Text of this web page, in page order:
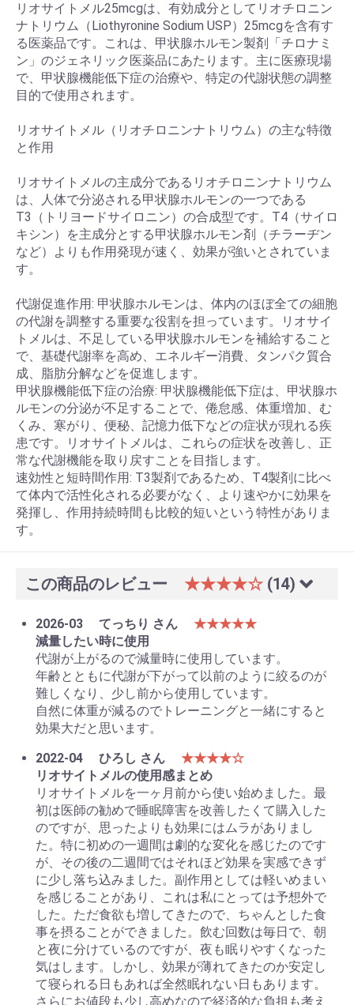
リオサイトメル25mcgは、有効成分としてリオチロニン
ナトリウム（Liothyronine Sodium USP）25mcgを含有す
る医薬品です。これは、甲状腺ホルモン製剤「チロナミ
ン」のジェネリック医薬品にあたります。主に医療現場
で、甲状腺機能低下症の治療や、特定の代謝状態の調整
目的で使用されます。
リオサイトメル（リオチロニンナトリウム）の主な特徴
と作用
リオサイトメルの主成分であるリオチロニンナトリウム
は、人体で分泌される甲状腺ホルモンの一つである
T3（トリヨードサイロニン）の合成型です。T4（サイロ
キシン）を主成分とする甲状腺ホルモン剤（チラーヂン
など）よりも作用発現が速く、効果が強いとされていま
す。
代謝促進作用: 甲状腺ホルモンは、体内のほぼ全ての細胞
の代謝を調整する重要な役割を担っています。リオサイ
トメルは、不足している甲状腺ホルモンを補給すること
で、基礎代謝率を高め、エネルギー消費、タンパク質合
成、脂肪分解などを促進します。
甲状腺機能低下症の治療: 甲状腺機能低下症は、甲状腺ホ
ルモンの分泌が不足することで、倦怠感、体重増加、む
くみ、寒がり、便秘、記憶力低下などの症状が現れる疾
患です。リオサイトメルは、これらの症状を改善し、正
常な代謝機能を取り戻すことを目指します。
速効性と短時間作用: T3製剤であるため、T4製剤に比べ
て体内で活性化される必要がなく、より速やかに効果を
発揮し、作用持続時間も比較的短いという特性がありま
す。
この商品のレビュー ★★★★☆ (14)
2026-03 てっちり さん
★★★★★
減量したい時に使用
代謝が上がるので減量時に使用しています。
年齢とともに代謝が下がって以前のように絞るのが
難しくなり、少し前から使用しています。
自然に体重が減るのでトレーニングと一緒にすると
効果大だと思います。
2022-04
ひろし さん
★★★★☆
リオサイトメルの使用感まとめ
リオサイトメルを一ヶ月前から使い始めました。最
初は医師の勧めで睡眠障害を改善したくて購入した
のですが、思ったよりも効果にはムラがありまし
た。特に初めの一週間は劇的な変化を感じたのです
が、その後の二週間ではそれほど効果を実感できず
に少し落ち込みました。副作用としては軽いめまい
を感じることがあり、これは私にとっては予想外で
した。ただ食欲も増してきたので、ちゃんとした食
事を摂ることができました。飲む回数は毎日で、朝
と夜に分けているのですが、夜も眠りやすくなった
気はします。しかし、効果が薄れてきたのか安定し
て寝られる日もあれば全然眠れない日もあります。
さらにお値段も少し高めなので経済的な負担も考え